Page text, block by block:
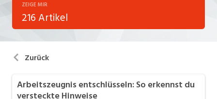
Arbeitsalltag
Arbeitsrecht
Bewerbung und Karriere
ZEIGE MIR
216 Artikel
Zurück
Arbeitszeugnis entschlüsseln: So erkennst du
versteckte Hinweise